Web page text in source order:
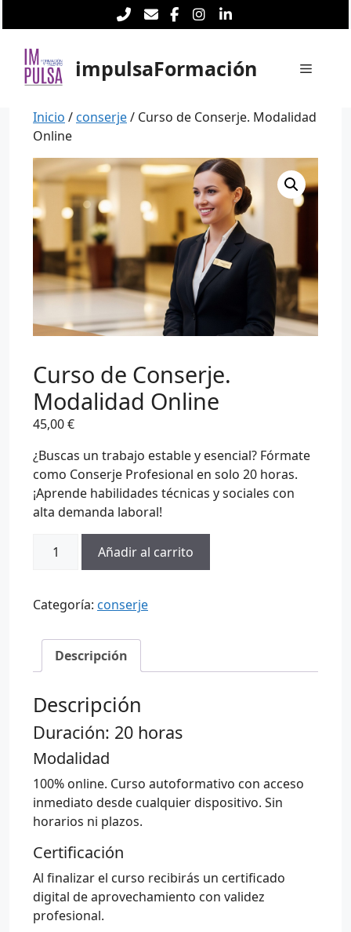
al
contenido
impulsaFormación Menú
Inicio / conserje/ Curso de Conserje. Modalidad
Online
Curso de Conserje.
Modalidad Online
45,00€
¿Buscas un trabajo estable y esencial? Fórmate
como Conserje Profesional en solo 20 horas.
¡Aprende habilidades técnicas y sociales con
alta demanda laboral!
Modalidad
Online
cantidad
Añadir al carrito
Categoría: conserje
Descripción
Descripción
Duración: 20 horas
Modalidad
100% online. Curso autoformativo con acceso
inmediato desde cualquier dispositivo. Sin
horarios ni plazos.
Certificación
Al finalizar el curso recibirás un certificado
digital de aprovechamiento con validez
profesional.